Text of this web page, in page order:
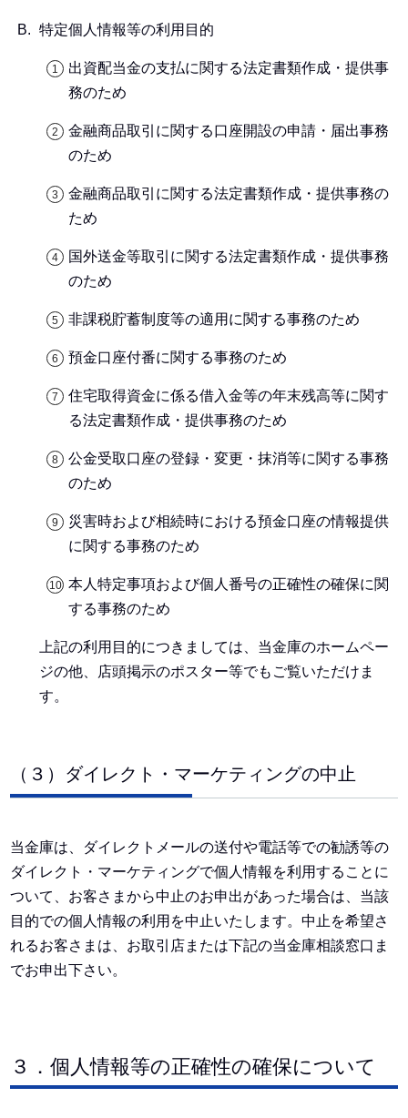
特定個人情報等の利用目的
出資配当金の支払に関する法定書類作成・提供事
務のため
金融商品取引に関する口座開設の申請・届出事務
のため
金融商品取引に関する法定書類作成・提供事務の
ため
国外送金等取引に関する法定書類作成・提供事務
のため
非課税貯蓄制度等の適用に関する事務のため
預金口座付番に関する事務のため
住宅取得資金に係る借入金等の年末残高等に関す
る法定書類作成・提供事務のため
公金受取口座の登録・変更・抹消等に関する事務
のため
災害時および相続時における預金口座の情報提供
に関する事務のため
本人特定事項および個人番号の正確性の確保に関
する事務のため
上記の利用目的につきましては、当金庫のホームペー
ジの他、店頭掲示のポスター等でもご覧いただけま
す。
（３）ダイレクト・マーケティングの中止
当金庫は、ダイレクトメールの送付や電話等での勧誘等の
ダイレクト・マーケティングで個人情報を利用することに
ついて、お客さまから中止のお申出があった場合は、当該
目的での個人情報の利用を中止いたします。中止を希望さ
れるお客さまは、お取引店または下記の当金庫相談窓口ま
でお申出下さい。
３．個人情報等の正確性の確保について